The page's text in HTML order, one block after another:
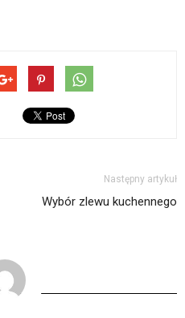
Następny artykuł
Wybór zlewu kuchennego